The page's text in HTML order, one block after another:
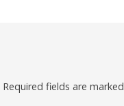
Required fields are marked